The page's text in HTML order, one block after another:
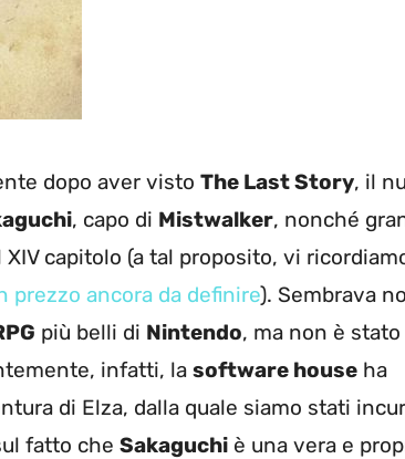
dopo aver visto The Last Story, il
, capo di Mistwalker, nonché
XIV capitolo (a tal proposito, vi
prezzo ancora da definire). Sembrava
più belli di Nintendo, ma non è stato
infatti, la software house ha
di Elza, dalla quale siamo stati
fatto che Sakaguchi è una vera e